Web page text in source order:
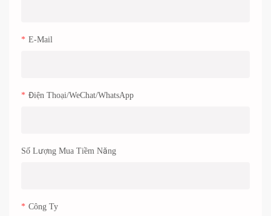
E-Mail
Điện Thoại/WeChat/WhatsApp
Số Lượng Mua Tiềm Năng
Công Ty